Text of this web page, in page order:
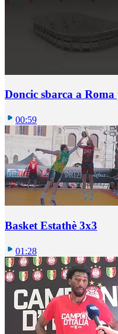
Doncic sbarca a
00:59
Basket Estathè 3x3
01:28